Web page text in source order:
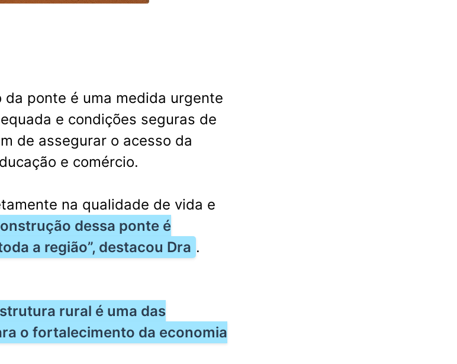
ponte é uma medida urgente
e condições seguras de
de assegurar o acesso da
e comércio.
na qualidade de vida e
dessa ponte é
a região”, destacou Dra .
rural é uma das
o fortalecimento da economia